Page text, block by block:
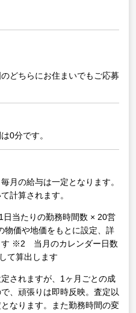
どちらにお住まいでもご応募
0分です。
月の給与は一定となります。
計算されます。
当たりの勤務時間数 × 20営
価や地価をもとに設定、詳
※2 当月のカレンダー日数
て算出します
されますが、1ヶ月ごとの成
、頑張りは即時反映。査定以
なります。また勤務時間の変